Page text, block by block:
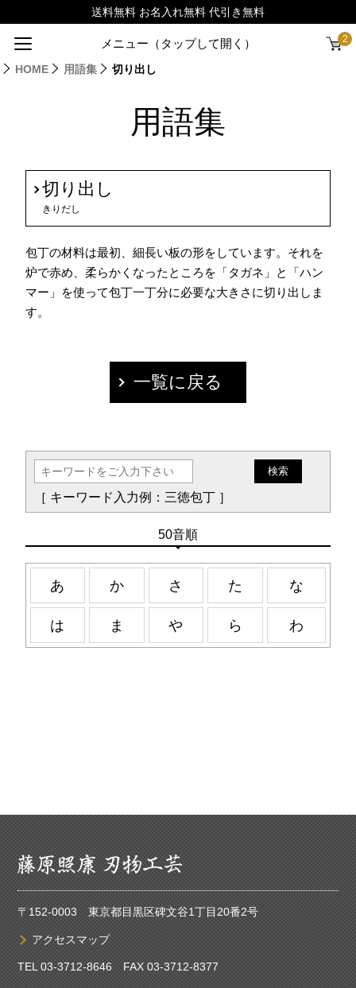
メニュー（タップして開く） 2
HOME 用語集 切り出し
用語集
［ キーワード入力例：三徳包丁 ］
50音順
あ か さ た な
は ま や ら わ
切り出し
きりだし
包丁の材料は最初、細長い板の形をしています。それを
炉で赤め、柔らかくなったところを「タガネ」と「ハン
マー」を使って包丁一丁分に必要な大きさに切り出しま
す。
一覧に戻る
〒152-0003 東京都目黒区碑文谷1丁目20番2号
アクセスマップ
TEL 03-3712-8646 FAX 03-3712-8377